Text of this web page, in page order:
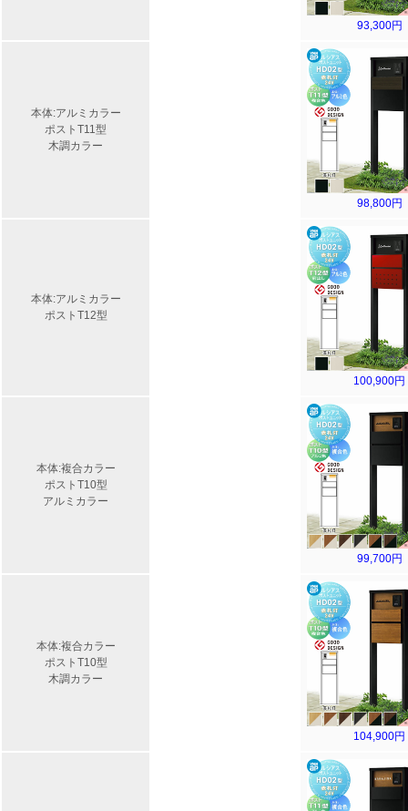
93,300円
本体:アルミカラー
ポストT11型
木調カラー
98,800円
本体:アルミカラー
ポストT12型
100,900円
本体:複合カラー
ポストT10型
アルミカラー
99,700円
本体:複合カラー
ポストT10型
木調カラー
104,900円